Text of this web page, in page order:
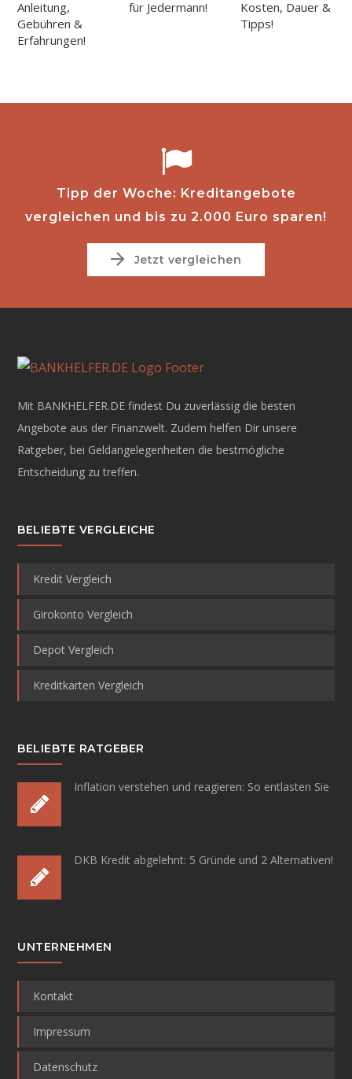
Anleitung,
Gebühren &
Erfahrungen!
für Jedermann!
Kosten, Dauer &
Tipps!
Tipp der Woche: Kreditangebote
vergleichen und bis zu 2.000 Euro sparen!
Jetzt vergleichen
Mit BANKHELFER.DE findest Du zuverlässig die besten
Angebote aus der Finanzwelt. Zudem helfen Dir unsere
Ratgeber, bei Geldangelegenheiten die bestmögliche
Entscheidung zu treffen.
BELIEBTE VERGLEICHE
Kredit Vergleich
Girokonto Vergleich
Depot Vergleich
Kreditkarten Vergleich
BELIEBTE RATGEBER
Inflation verstehen und reagieren: So entlasten Sie
DKB Kredit abgelehnt: 5 Gründe und 2 Alternativen!
UNTERNEHMEN
Kontakt
Impressum
Datenschutz